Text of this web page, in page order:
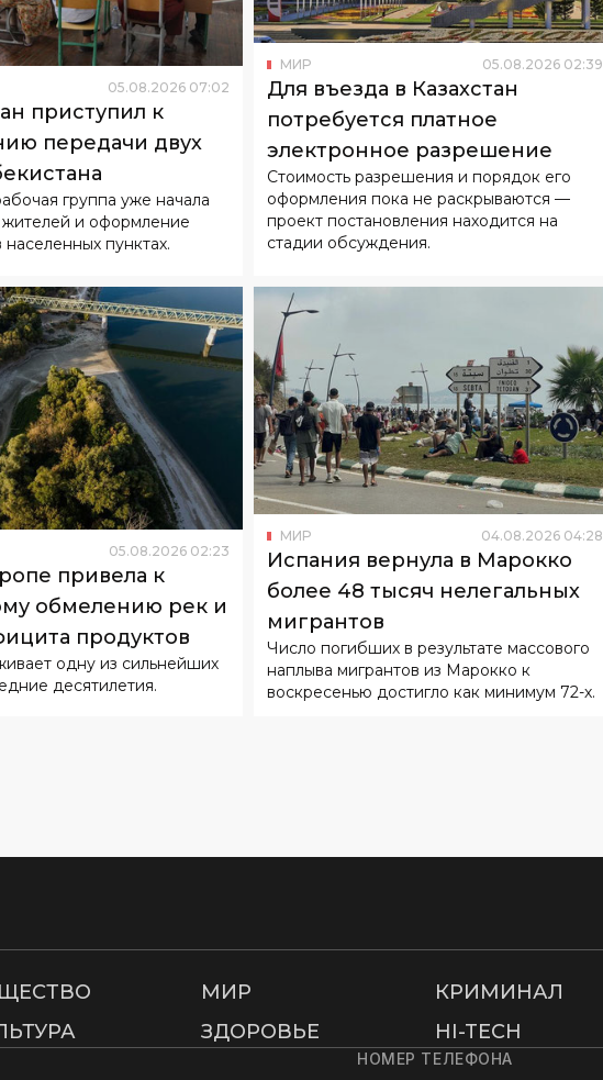
05.08.2026 07:02
приступил к
передачи двух
группа уже начала
и оформление
пунктах.
МИР 05.08.2026 02:39
Для въезда в Казахстан
потребуется платное
электронное разрешение
Стоимость разрешения и порядок его
оформления пока не раскрываются —
проект постановления находится на
стадии обсуждения.
05.08.2026 02:23
привела к
обмелению рек и
продуктов
одну из сильнейших
десятилетия.
МИР 04.08.2026 04:28
Испания вернула в Марокко
более 48 тысяч нелегальных
мигрантов
Число погибших в результате массового
наплыва мигрантов из Марокко к
воскресенью достигло как минимум 72-х.
МИР КРИМИНАЛ
ЗДОРОВЬЕ HI-TECH
НОМЕР ТЕЛЕФОНА